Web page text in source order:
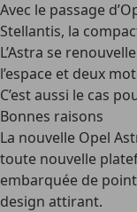
Avec le passage
Stellantis, la
L’Astra se
l’espace et deux
C’est aussi le cas
Bonnes raisons
La nouvelle Opel
toute nouvelle
embarquée de
design attirant.